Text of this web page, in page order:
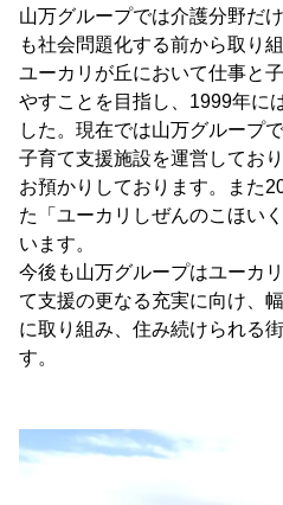
山万グループでは介護分野だ
も社会問題化する前から取り
ユーカリが丘において仕事と
やすことを目指し、1999年に
した。現在では山万グループ
子育て支援施設を運営してお
お預かりしております。また
た「ユーカリしぜんのこほい
います。
今後も山万グループはユーカ
て支援の更なる充実に向け、
に取り組み、住み続けられる
す。